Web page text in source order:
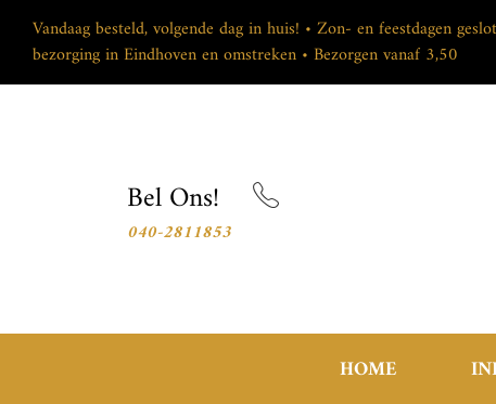
Vandaag besteld, volgende dag in huis! • Zon- en feestdagen
bezorging in Eindhoven en omstreken • Bezorgen vanaf 3,50
Bel Ons!
040-2811853
HOME